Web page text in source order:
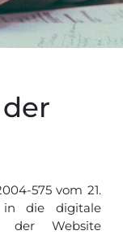
575 vom 21.
in die digitale
der Website